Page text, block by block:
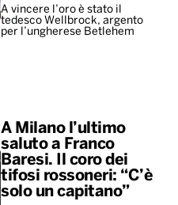
A vincere l’oro è stato il
tedesco Wellbrock, argento
per l’ungherese Betlehem
A Milano l’ultimo
saluto a Franco
Baresi. Il coro dei
tifosi rossoneri: “C’è
solo un capitano”